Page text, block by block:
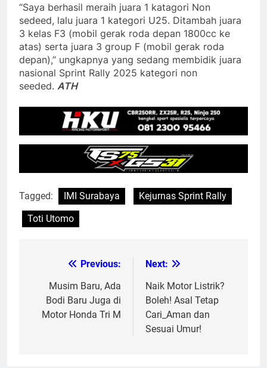
“Saya berhasil meraih juara 1 katagori Non
sedeed, lalu juara 1 kategori U25. Ditambah juara
3 kelas F3 (mobil gerak roda depan 1800cc ke
atas) serta juara 3 group F (mobil gerak roda
depan),” ungkapnya yang sedang membidik juara
nasional Sprint Rally 2025 kategori non
seeded. ATH
Tagged: IMI Surabaya
Kejurnas Sprint Rally
Toti Utomo
navigation
Previous:
Musim Baru, Ada
Bodi Baru Juga di
Motor Honda Tri M
Next:
Naik Motor Listrik?
Boleh! Asal Tetap
Cari_Aman dan
Sesuai Umur!